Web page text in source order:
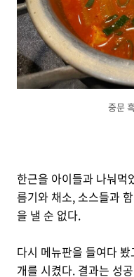
중문
한근을 아이들과 나눠먹
름기와 채소, 소스들과
을 낼 순 없다.
다시 메뉴판을 들여다
개를 시켰다. 결과는 성